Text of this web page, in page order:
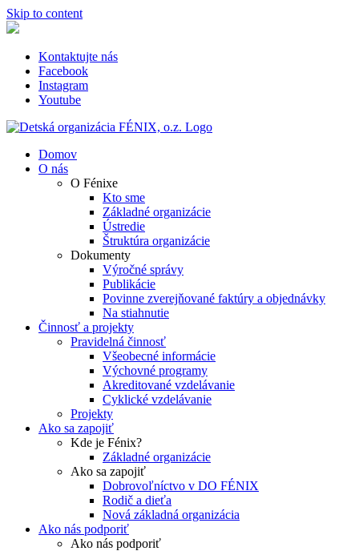
Skip to content
Kontaktujte nás
Facebook
Instagram
Youtube
Domov
O nás
O Fénixe
Kto sme
Základné organizácie
Ústredie
Štruktúra organizácie
Dokumenty
Výročné správy
Publikácie
Povinne zverejňované faktúry a objednávky
Na stiahnutie
Činnosť a projekty
Pravidelná činnosť
Všeobecné informácie
Výchovné programy
Akreditované vzdelávanie
Cyklické vzdelávanie
Projekty
Ako sa zapojiť
Kde je Fénix?
Základné organizácie
Ako sa zapojiť
Dobrovoľníctvo v DO FÉNIX
Rodič a dieťa
Nová základná organizácia
Ako nás podporiť
Ako nás podporiť